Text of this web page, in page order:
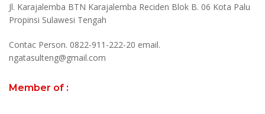
Jl. Karajalemba BTN Karajalemba Reciden Blok B. 06 Kota Palu
Propinsi Sulawesi Tengah
Contac Person. 0822-911-222-20 email.
ngatasulteng@gmail.com
Member of :